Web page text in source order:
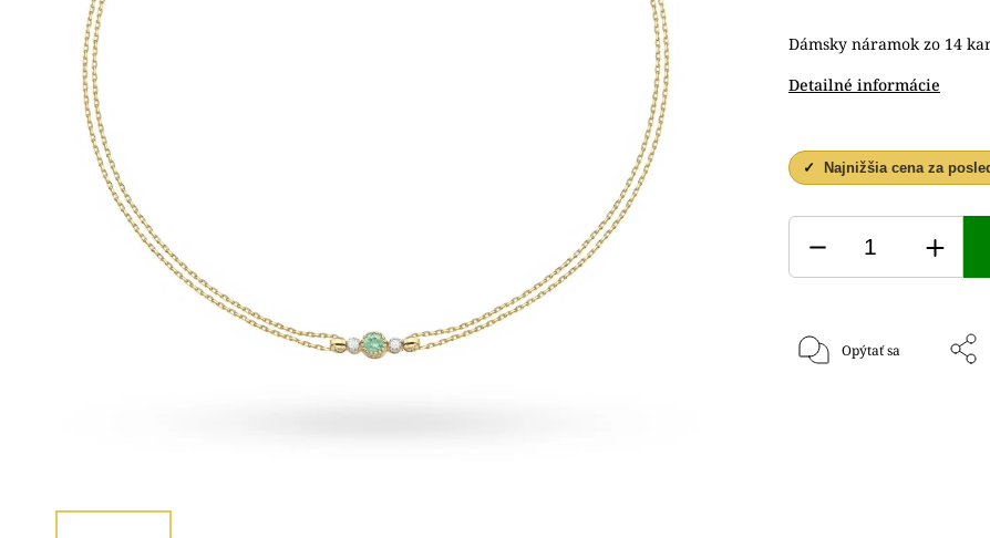
Dámsky náramok zo 14
Detailné informácie
✓ Najnižšia cena za
Opýtať sa